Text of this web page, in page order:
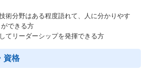
術分野はある程度語れて、人に分かりやす
できる方
てリーダーシップを発揮できる方
資格